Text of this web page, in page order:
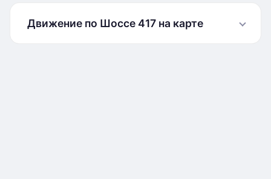
Движение по Шоссе 417 на карте